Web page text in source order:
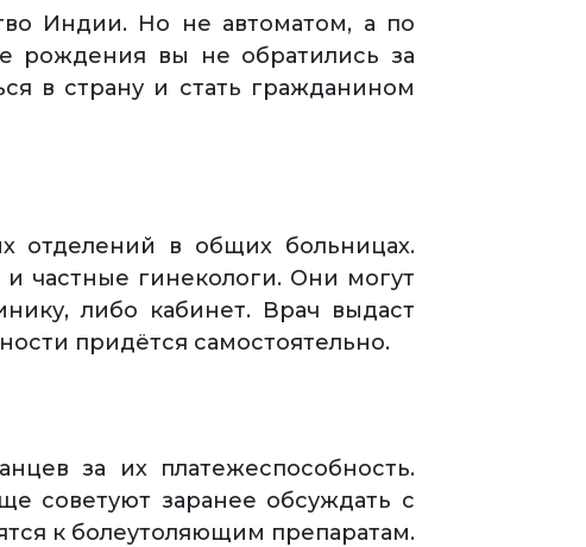
Индии. Но не автоматом, а по
рождения вы не обратились за
в страну и стать гражданином
в общих больницах.
частные гинекологи. Они могут
либо кабинет. Врач выдаст
придётся самостоятельно.
за их платежеспособность.
советуют заранее обсуждать с
к болеутоляющим препаратам.